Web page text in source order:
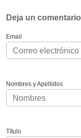
Deja un comentario
Email
Nombres y Apellidos
Título